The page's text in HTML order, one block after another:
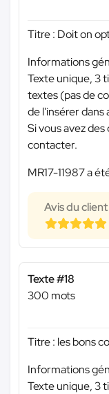
Titre : Doit on
Informations
Texte unique, 3
textes (pas de
de l'insérer dans
Si vous avez
contacter.
MR17-11987 a
Avis du client
Texte #18
300 mots
Titre : les bons
Informations
Texte unique, 3